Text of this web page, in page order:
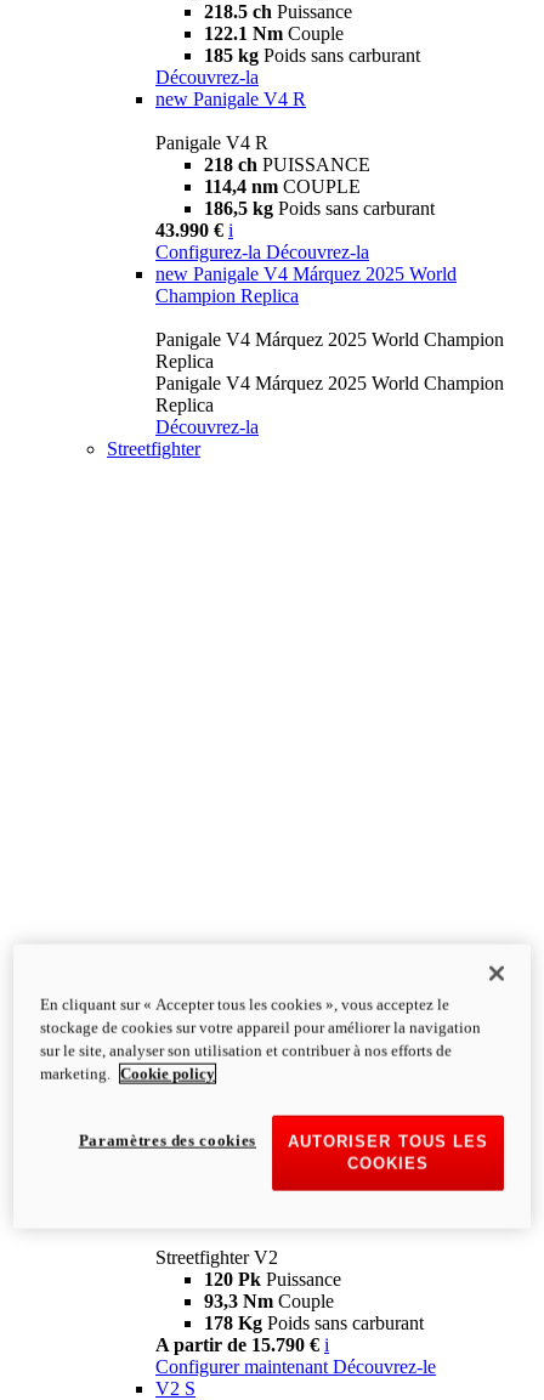
218.5 ch Puissance
122.1 Nm Couple
185 kg Poids sans carburant
Découvrez-la
new Panigale V4 R
Panigale V4 R
218 ch PUISSANCE
114,4 nm COUPLE
186,5 kg Poids sans carburant
43.990 € i
Configurez-la Découvrez-la
new Panigale V4 Márquez 2025 World
Champion Replica
Panigale V4 Márquez 2025 World Champion
Replica
Panigale V4 Márquez 2025 World Champion
Replica
Découvrez-la
Streetfighter
Streetfighter V2
120 Pk Puissance
93,3 Nm Couple
178 Kg Poids sans carburant
A partir de 15.790 € i
Configurer maintenant Découvrez-le
V2 S
En cliquant sur « Accepter tous les cookies », vous acceptez le
stockage de cookies sur votre appareil pour améliorer la navigation
sur le site, analyser son utilisation et contribuer à nos efforts de
marketing.
Cookie policy
AUTORISER TOUS LES
COOKIES
Paramètres des cookies